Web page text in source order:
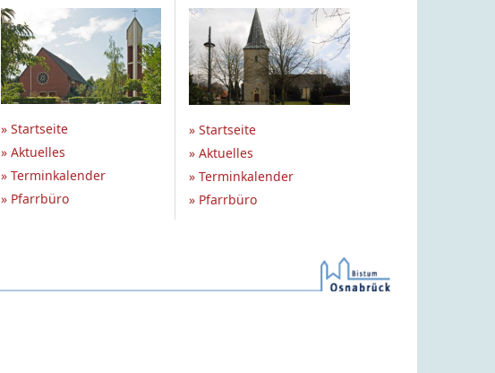
» Startseite
» Aktuelles
» Terminkalender
» Pfarrbüro
» Startseite
» Aktuelles
» Terminkalender
» Pfarrbüro